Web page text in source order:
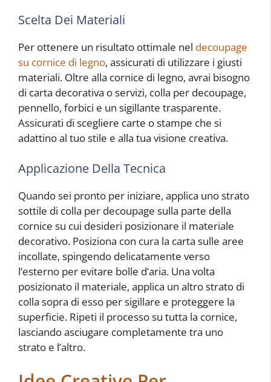
Scelta Dei Materiali
Per ottenere un risultato ottimale nel decoupage
su cornice di legno, assicurati di utilizzare i giusti
materiali. Oltre alla cornice di legno, avrai bisogno
di carta decorativa o servizi, colla per decoupage,
pennello, forbici e un sigillante trasparente.
Assicurati di scegliere carte o stampe che si
adattino al tuo stile e alla tua visione creativa.
Applicazione Della Tecnica
Quando sei pronto per iniziare, applica uno strato
sottile di colla per decoupage sulla parte della
cornice su cui desideri posizionare il materiale
decorativo. Posiziona con cura la carta sulle aree
incollate, spingendo delicatamente verso
l’esterno per evitare bolle d’aria. Una volta
posizionato il materiale, applica un altro strato di
colla sopra di esso per sigillare e proteggere la
superficie. Ripeti il processo su tutta la cornice,
lasciando asciugare completamente tra uno
strato e l’altro.